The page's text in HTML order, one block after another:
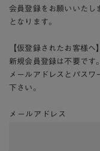
会員登録をお願いいたし
となります。
【仮登録されたお客様へ】
新規会員登録は不要です。
メールアドレスとパスワ
下さい。
メールアドレス